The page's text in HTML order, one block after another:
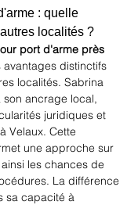
: quelle
localités ?
port d'arme près
distinctifs
localités. Sabrina
ancrage local,
juridiques et
Velaux. Cette
une approche sur
les chances de
La différence
sa capacité à